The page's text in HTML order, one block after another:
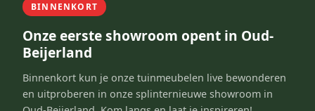
BINNENKORT
Onze eerste showroom opent in Oud-
Beijerland
Binnenkort kun je onze tuinmeubelen live bewonderen
en uitproberen in onze splinternieuwe showroom in